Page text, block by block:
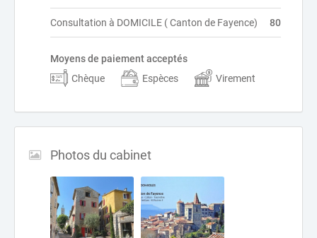
Consultation à DOMICILE ( Canton de Fayence) 80
Moyens de paiement acceptés
Chèque
Espèces Virement
Photos du cabinet